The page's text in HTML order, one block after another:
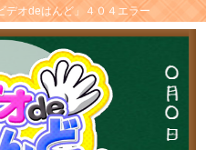
デオdeはんど」４０４エラー